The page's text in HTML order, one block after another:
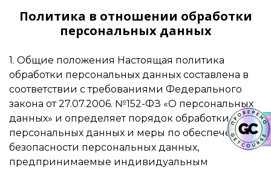
Политика в отношении обработки
персональных данных
1. Общие положения Настоящая политика
обработки персональных данных составлена в
соответствии с требованиями Федерального
закона от 27.07.2006. №152-ФЗ «О персональных
данных» и определяет порядок обработки
персональных данных и меры по обеспечению
безопасности персональных данных,
предпринимаемые индивидуальным